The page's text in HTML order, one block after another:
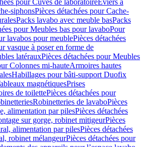
pour Cuves de laboratoireÉviers à
siphonsPièces détachées pour Cache-
Packs lavabo avec meuble basPacks
pour Meubles bas pour lavaboPour
lavabos pour meublePièces détachées
vasque à poser en forme de
latérauxPièces détachées pour Meubles
Colonnes mi-hauteArmoires hautes
Habillages pour bâti-support Duofix
magnétiquesPrises
de toilettePièces détachées pour
Robinetteries de lavaboPièces
alimentation par pilesPièces détachées
sur gorge, robinet mitigeurPièces
alimentation par pilesPièces détachées
robinet mélangeurPièces détachées pour